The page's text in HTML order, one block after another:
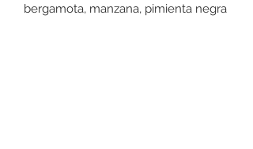
bergamota, manzana, pimienta negra